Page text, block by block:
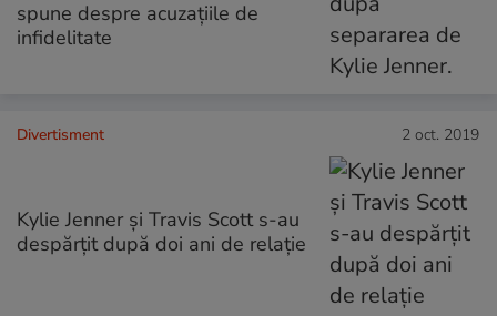
spune despre acuzațiile de
infidelitate
Divertisment 2 oct. 2019
Kylie Jenner și Travis Scott s-au
despărțit după doi ani de relație